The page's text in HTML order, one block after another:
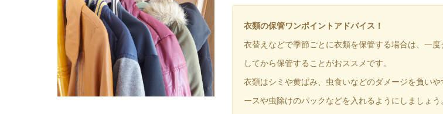
衣類の保管ワンポイントアドバイス！
衣替えなどで季節ごとに衣類を保管する場合は、一度
してから保管することがおススメです。
衣類はシミや黄ばみ、虫食いなどのダメージを負い
ースや虫除けのパックなどを入れるようにしましょう